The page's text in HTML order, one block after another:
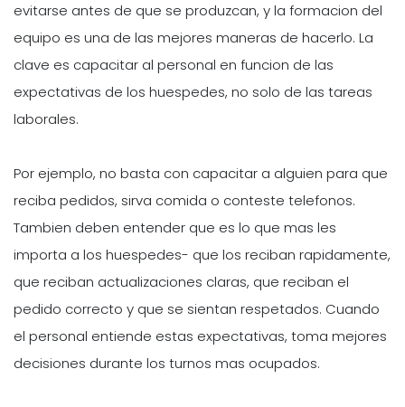
evitarse antes de que se produzcan, y la formacion del
equipo es una de las mejores maneras de hacerlo. La
clave es capacitar al personal en funcion de las
expectativas de los huespedes, no solo de las tareas
laborales.
Por ejemplo, no basta con capacitar a alguien para que
reciba pedidos, sirva comida o conteste telefonos.
Tambien deben entender que es lo que mas les
importa a los huespedes- que los reciban rapidamente,
que reciban actualizaciones claras, que reciban el
pedido correcto y que se sientan respetados. Cuando
el personal entiende estas expectativas, toma mejores
decisiones durante los turnos mas ocupados.